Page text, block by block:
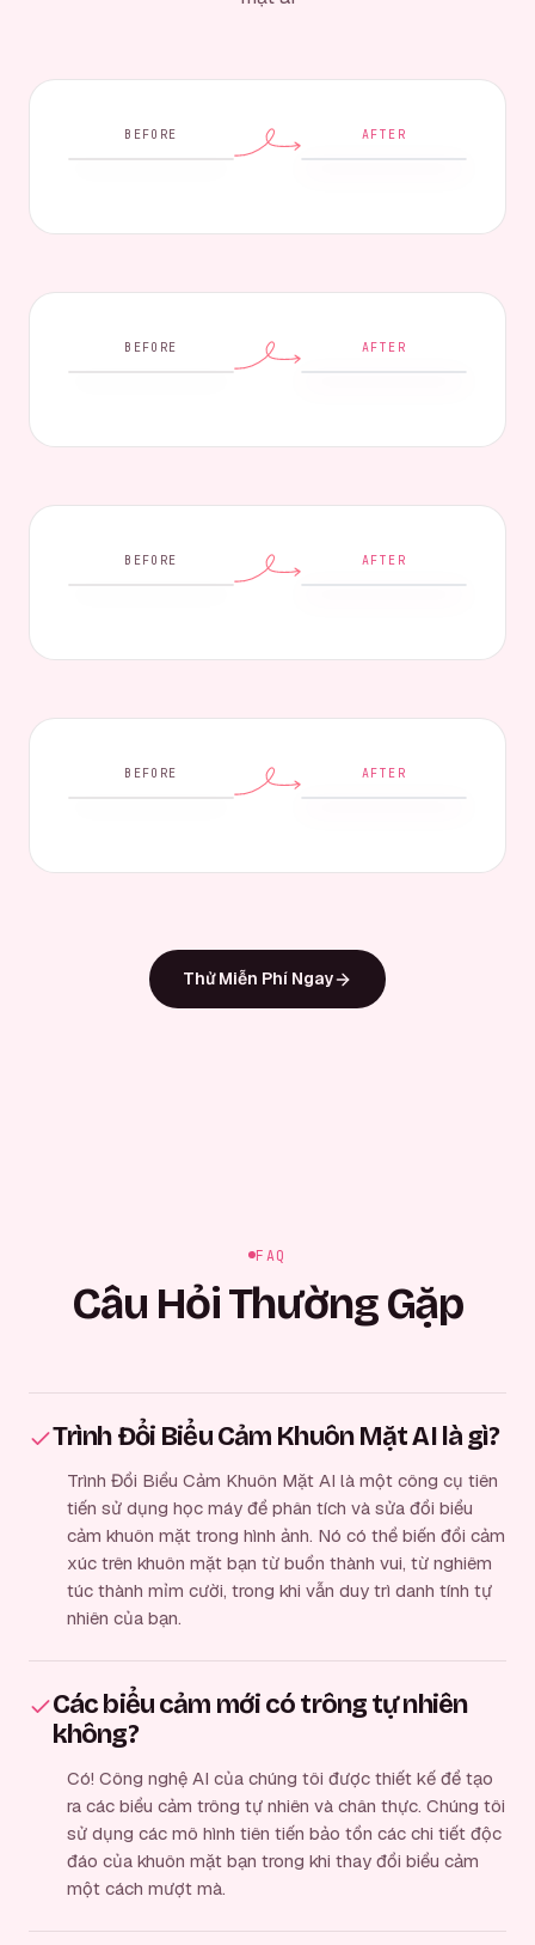
BEFORE AFTER
BEFORE AFTER
BEFORE AFTER
BEFORE AFTER
Thử Miễn Phí Ngay
FAQ
Câu Hỏi Thường Gặp
Trình Đổi Biểu Cảm Khuôn Mặt AI là gì?
Trình Đổi Biểu Cảm Khuôn Mặt AI là một công cụ tiên
tiến sử dụng học máy để phân tích và sửa đổi biểu
cảm khuôn mặt trong hình ảnh. Nó có thể biến đổi cảm
xúc trên khuôn mặt bạn từ buồn thành vui, từ nghiêm
túc thành mỉm cười, trong khi vẫn duy trì danh tính tự
nhiên của bạn.
Các biểu cảm mới có trông tự nhiên
không?
Có! Công nghệ AI của chúng tôi được thiết kế để tạo
ra các biểu cảm trông tự nhiên và chân thực. Chúng tôi
sử dụng các mô hình tiên tiến bảo tồn các chi tiết độc
đáo của khuôn mặt bạn trong khi thay đổi biểu cảm
một cách mượt mà.